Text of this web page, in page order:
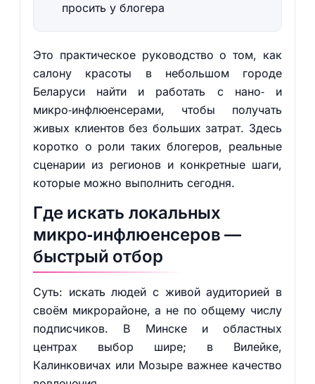
просить у блогера
Это практическое руководство о том, как
салону красоты в небольшом городе
Беларуси найти и работать с нано‑ и
микро‑инфлюенсерами, чтобы получать
живых клиентов без больших затрат. Здесь
коротко о роли таких блогеров, реальные
сценарии из регионов и конкретные шаги,
которые можно выполнить сегодня.
Где искать локальных
микро‑инфлюенсеров —
быстрый отбор
Суть: искать людей с живой аудиторией в
своём микрорайоне, а не по общему числу
подписчиков. В Минске и областных
центрах выбор шире; в Вилейке,
Калинковичах или Мозыре важнее качество